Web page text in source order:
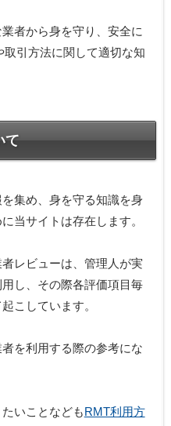
者から身を守り、安全に
引方法に関して適切な知
て
集め、身を守る知識を身
当サイトは存在します。
レビューは、管理人が実
し、その際各評価項目毎
こしています。
を利用する際の参考にな
いことなどもRMT利用方